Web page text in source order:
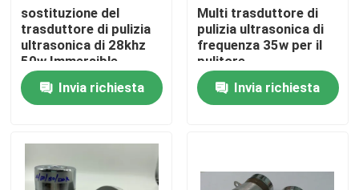
Richieda una citazione
Trasduttore ad ultrasuoni pulizia
Trasduttore ultrasonico di multi frequenza
sostituzione del
trasduttore di pulizia
ultrasonica di 28khz
50w Immersible
Invia richiesta
Multi trasduttore di
pulizia ultrasonica di
frequenza 35w per il
pulitore
Invia richiesta